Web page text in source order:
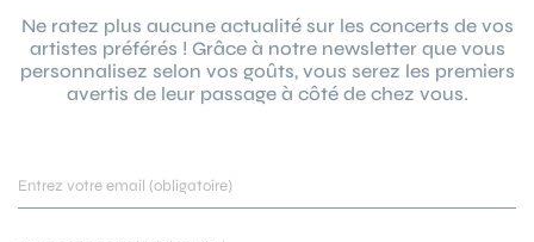
Ne ratez plus aucune actualité sur les concerts de vos
artistes préférés ! Grâce à notre newsletter que vous
personnalisez selon vos goûts, vous serez les premiers
avertis de leur passage à côté de chez vous.